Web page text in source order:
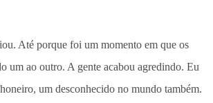
Até porque foi um momento em que os
um ao outro. A gente acabou agredindo. Eu
um desconhecido no mundo também.